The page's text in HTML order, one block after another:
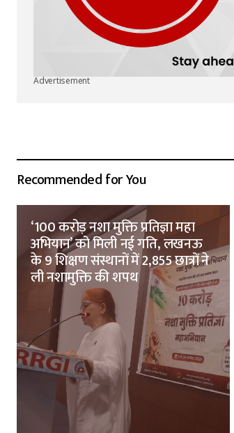
Advertisement
Recommended for You
‘100 करोड़ नशा मुक्ति प्रतिज्ञा महा
अभियान’ को मिली नई गति, लखनऊ
के 9 शिक्षण संस्थानों में 2,855 छात्रों ने
ली नशामुक्ति की शपथ